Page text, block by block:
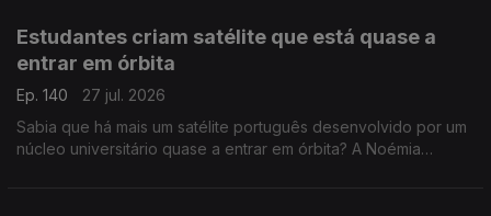
Estudantes criam satélite que está quase a
entrar em órbita
Ep. 140
27 jul. 2026
Sabia que há mais um satélite português desenvolvido por um
núcleo universitário quase a entrar em órbita? A Noémia